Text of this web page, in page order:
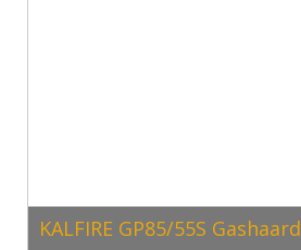
KALFIRE GP85/55S Gashaard